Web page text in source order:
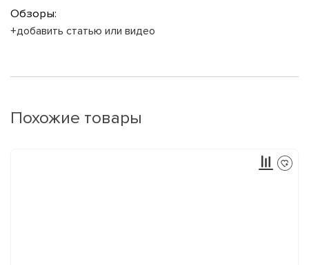
Обзоры:
+добавить статью или видео
Похожие товары